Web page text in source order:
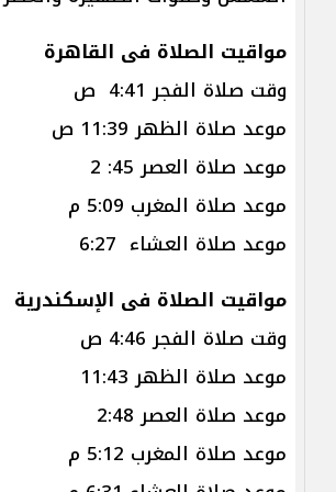
مواقيت الصلاة فى القاهرة
وقت صلاة الفجر 4:41 ص
موعد صلاة الظهر 11:39 ص
موعد صلاة العصر 45: 2
موعد صلاة المغرب 5:09 م
موعد صلاة العشاء 6:27
مواقيت الصلاة فى
وقت صلاة الفجر 4:46 ص
موعد صلاة الظهر 11:43
موعد صلاة العصر 2:48
موعد صلاة المغرب 5:12 م